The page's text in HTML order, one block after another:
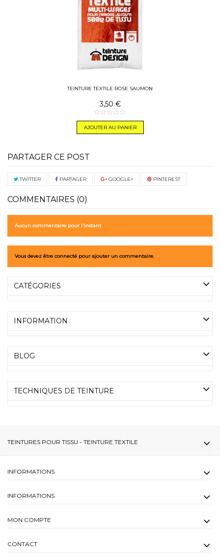
TEINTURE TEXTILE ROSE SAUMON
3,50 €
AJOUTER AU PANIER
PARTAGER CE POST
TWITTER PARTAGER GOOGLE+ PINTEREST
COMMENTAIRES (0)
Aucun commentaire pour l'instant
Vous devez être connecté pour ajouter un commentaire.
CATÉGORIES
INFORMATION
BLOG
TECHNIQUES DE TEINTURE
TEINTURES POUR TISSU - TEINTURE TEXTILE
INFORMATIONS
INFORMATIONS
MON COMPTE
CONTACT